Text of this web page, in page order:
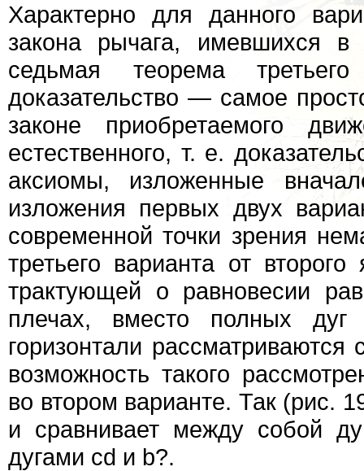
Характерно для данного
закона рычага, имевшихся в
седьмая теорема
доказательство — самое
законе приобретаемого
естественного, т. е.
аксиомы, изложенные
изложения первых двух
современной точки зрения
третьего варианта от
трактующей о равновесии
плечах, вместо полных
горизонтали
возможность такого
во втором варианте. Так (рис.
и сравнивает между собой
дугами cd и b?.